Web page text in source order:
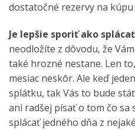
dostatočné rezervy na kúpu
Je lepšie sporiť ako
neodložíte z dôvodu, že
také hrozné nestane. Len
mesiac neskôr. Ale keď
splátku, tak Vás to bude
ani radšej písať o tom čo sa
splácať jedného dňa z